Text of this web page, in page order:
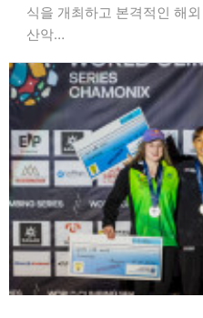
식을 개최하고 본격적인 해
산악…